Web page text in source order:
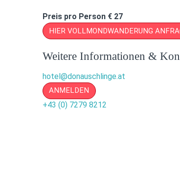
Preis pro Person € 27
HIER VOLLMONDWANDERUNG
Weitere Informationen &
hotel@donauschlinge.at
ANMELDEN
+43 (0) 7279 8212